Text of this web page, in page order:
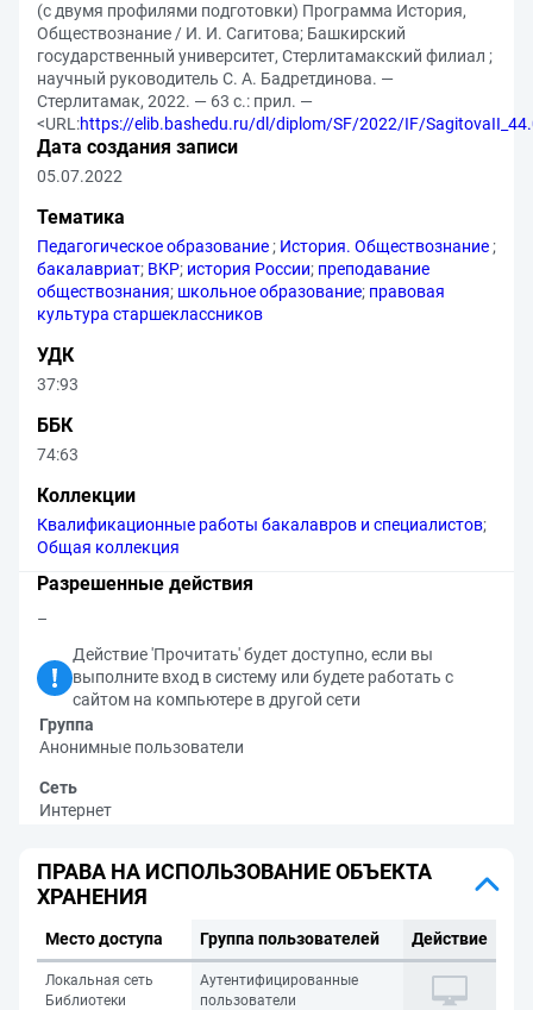
(с двумя профилями подготовки) Программа История,
Обществознание / И. И. Сагитова; Башкирский
государственный университет, Стерлитамакский филиал ;
научный руководитель С. А. Бадретдинова. —
Стерлитамак, 2022. — 63 с.: прил. —
<URL:https://elib.bashedu.ru/dl/diplom/SF/2022/IF/
Дата создания записи
05.07.2022
Тематика
Педагогическое образование ; История. Обществознание ;
бакалавриат; ВКР; история России; преподавание
обществознания; школьное образование; правовая
культура старшеклассников
УДК
37:93
ББК
74:63
Коллекции
Квалификационные работы бакалавров и специалистов;
Общая коллекция
Разрешенные действия
–
Действие 'Прочитать' будет доступно, если вы
выполните вход в систему или будете работать с
сайтом на компьютере в другой сети
Группа
Анонимные пользователи
Сеть
Интернет
ПРАВА НА ИСПОЛЬЗОВАНИЕ ОБЪЕКТА
ХРАНЕНИЯ
Место доступа Группа пользователей Действие
Локальная сеть
Библиотеки
Аутентифицированные
пользователи